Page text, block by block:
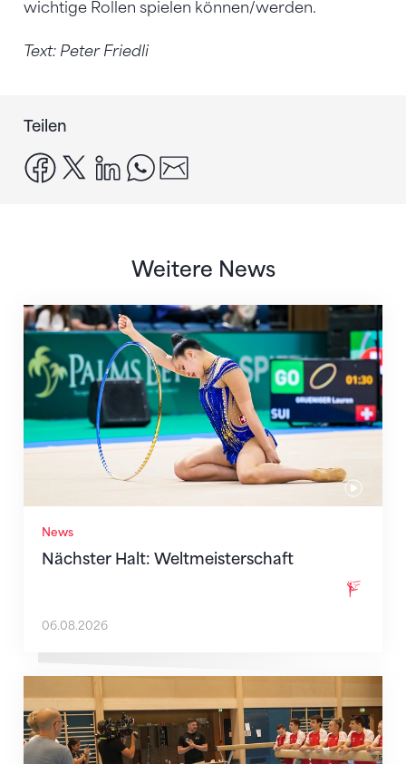
wichtige Rollen spielen können/werden.
Text: Peter Friedli
Teilen
facebook
x linkedinwhatsapp
Weitere News
News
Nächster Halt: Weltmeisterschaft
Nächster Halt: Weltmeisterschaft
06.08.2026
Mit klaren Zielen nach Zagreb